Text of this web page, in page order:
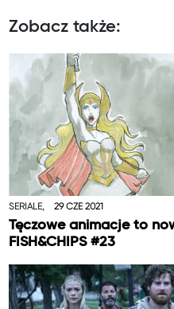
Zobacz także:
SERIALE, 29 CZE 2021
Tęczowe animacje to
FISH&CHIPS #23